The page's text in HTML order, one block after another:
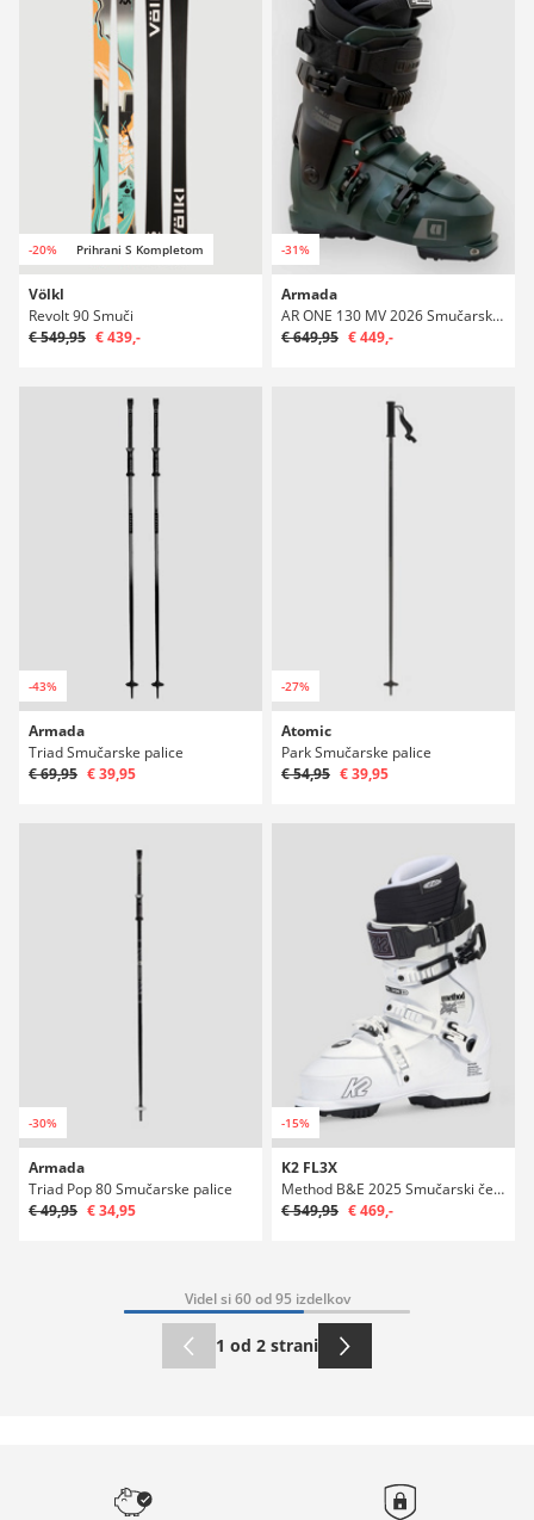
-20% Prihrani S Kompletom
Völkl
Revolt 90 Smuči
€ 549,95 € 439,-
-31%
Armada
AR ONE 130 MV 2026 Smučarski čevlji
€ 649,95 € 449,-
-43%
Armada
Triad Smučarske palice
€ 69,95 € 39,95
-27%
Atomic
Park Smučarske palice
€ 54,95 € 39,95
-30%
Armada
Triad Pop 80 Smučarske palice
€ 49,95 € 34,95
-15%
K2 FL3X
Method B&E 2025 Smučarski čevlji
€ 549,95 € 469,-
Videl si 60 od 95 izdelkov
1 od 2 strani